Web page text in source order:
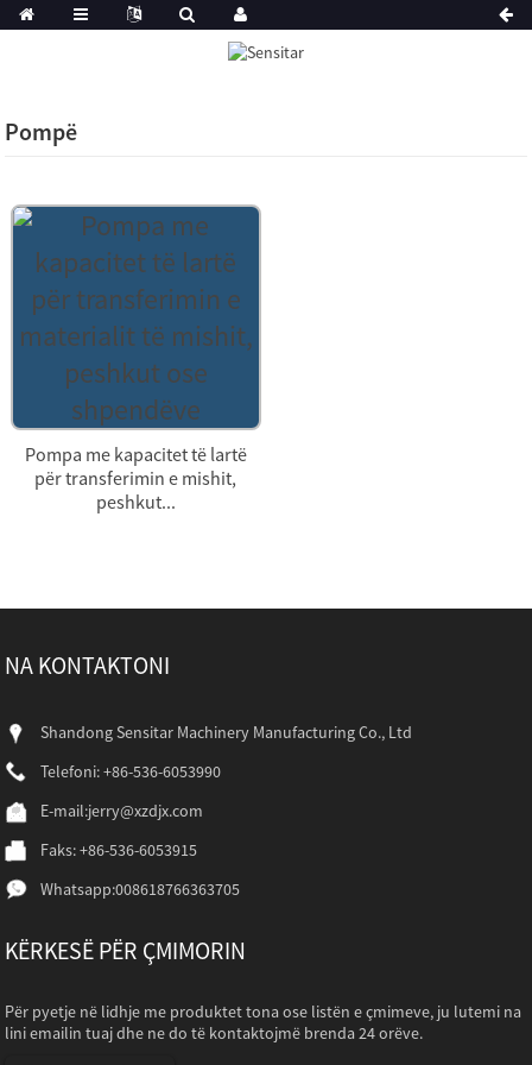
Pompë
Pompa me kapacitet të lartë
për transferimin e mishit,
peshkut...
NA KONTAKTONI
Shandong Sensitar Machinery Manufacturing Co., Ltd
Telefoni: +86-536-6053990
E-mail:jerry@xzdjx.com
Faks: +86-536-6053915
Whatsapp:008618766363705
KËRKESË PËR ÇMIMORIN
Për pyetje në lidhje me produktet tona ose listën e çmimeve, ju lutemi na
lini emailin tuaj dhe ne do të kontaktojmë brenda 24 orëve.